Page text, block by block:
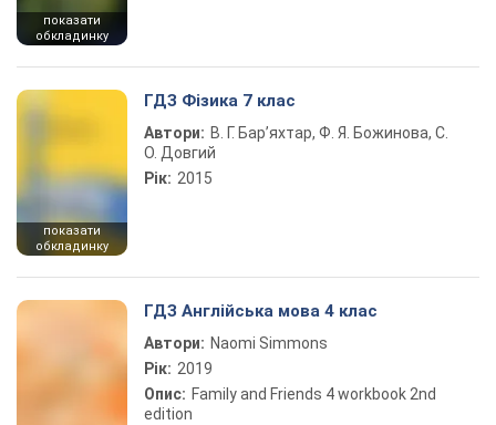
показати
обкладинку
показати
обкладинку
ГДЗ Фізика 7 клас
Автори: В. Г. Бар’яхтар, Ф. Я. Божинова, С.
О. Довгий
Рік: 2015
ГДЗ Англійська мова 4 клас
Автори: Naomi Simmons
Рік: 2019
Опис: Family and Friends 4 workbook 2nd
edition